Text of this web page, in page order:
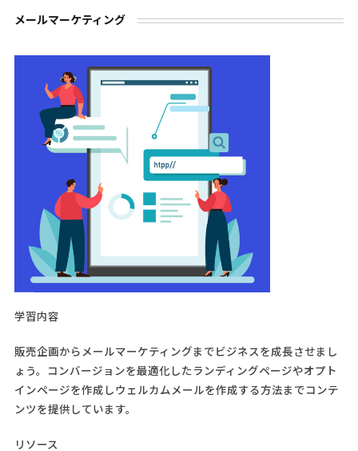
メールマーケティング
学習内容
販売企画からメールマーケティングまでビジネスを成長させまし
ょう。コンバージョンを最適化したランディングページやオプト
インページを作成しウェルカムメールを作成する方法までコンテ
ンツを提供しています。
リソース